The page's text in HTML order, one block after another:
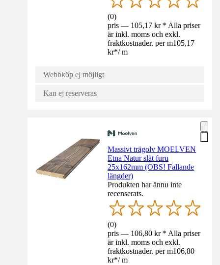
(0)
pris — 105,17 kr * Alla priser
är inkl. moms och exkl.
fraktkostnader. per m105,17
kr*/ m
Webbköp ej möjligt
Kan ej reserveras
Massivt trägolv MOELVEN
Etna Natur slät furu
25x162mm (OBS! Fallande
längder)
Produkten har ännu inte
recenserats.
(0)
pris — 106,80 kr * Alla priser
är inkl. moms och exkl.
fraktkostnader. per m106,80
kr*/ m